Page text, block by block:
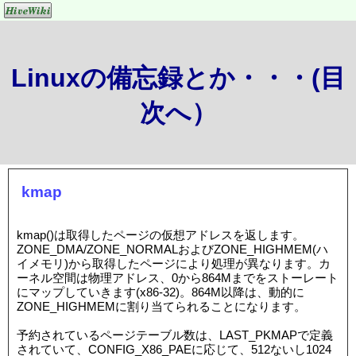
Linuxの備忘録とか・・・(目
次へ）
kmap
kmap()は取得したページの仮想アドレスを返します。
ZONE_DMA/ZONE_NORMALおよびZONE_HIGHMEM(ハ
イメモリ)から取得したページにより処理が異なります。カ
ーネル空間は物理アドレス、0から864Mまでをストーレート
にマップしていきます(x86-32)。864M以降は、動的に
ZONE_HIGHMEMに割り当てられることになります。
予約されているページテーブル数は、LAST_PKMAPで定義
されていて、CONFIG_X86_PAEに応じて、512ないし1024